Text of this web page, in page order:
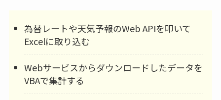
為替レートや天気予報のWeb APIを叩いて
Excelに取り込む
Webサービスからダウンロードしたデータを
VBAで集計する